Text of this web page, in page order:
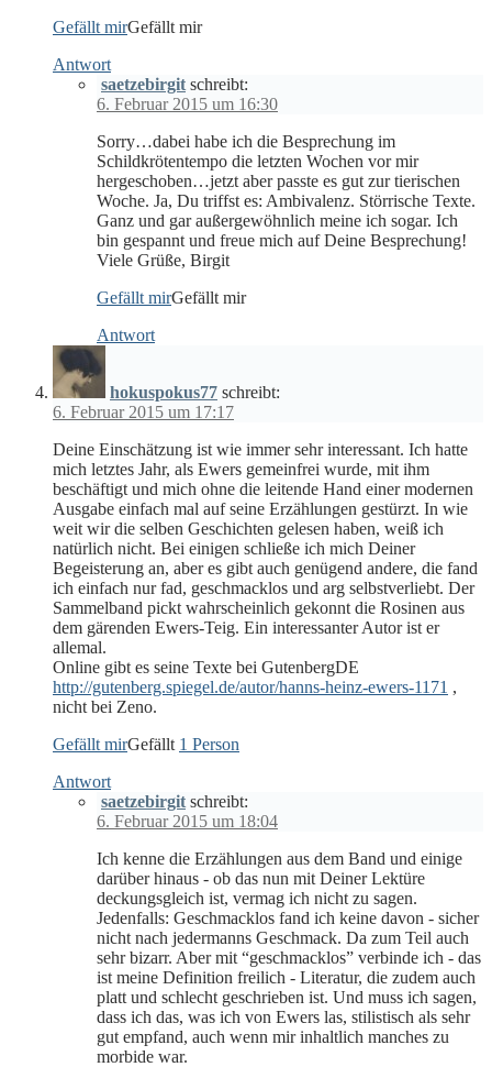
Gefällt mirGefällt mir
Antwort
saetzebirgit schreibt:
6. Februar 2015 um 16:30
Sorry…dabei habe ich die Besprechung im
Schildkrötentempo die letzten Wochen vor mir
hergeschoben…jetzt aber passte es gut zur tierischen
Woche. Ja, Du triffst es: Ambivalenz. Störrische Texte.
Ganz und gar außergewöhnlich meine ich sogar. Ich
bin gespannt und freue mich auf Deine Besprechung!
Viele Grüße, Birgit
Gefällt mirGefällt mir
Antwort
hokuspokus77 schreibt:
6. Februar 2015 um 17:17
Deine Einschätzung ist wie immer sehr interessant. Ich hatte
mich letztes Jahr, als Ewers gemeinfrei wurde, mit ihm
beschäftigt und mich ohne die leitende Hand einer modernen
Ausgabe einfach mal auf seine Erzählungen gestürzt. In wie
weit wir die selben Geschichten gelesen haben, weiß ich
natürlich nicht. Bei einigen schließe ich mich Deiner
Begeisterung an, aber es gibt auch genügend andere, die fand
ich einfach nur fad, geschmacklos und arg selbstverliebt. Der
Sammelband pickt wahrscheinlich gekonnt die Rosinen aus
dem gärenden Ewers-Teig. Ein interessanter Autor ist er
allemal.
Online gibt es seine Texte bei GutenbergDE
http://gutenberg.spiegel.de/autor/hanns-heinz-ewers-1171 ,
nicht bei Zeno.
Gefällt mirGefällt 1 Person
Antwort
saetzebirgit schreibt:
6. Februar 2015 um 18:04
Ich kenne die Erzählungen aus dem Band und einige
darüber hinaus - ob das nun mit Deiner Lektüre
deckungsgleich ist, vermag ich nicht zu sagen.
Jedenfalls: Geschmacklos fand ich keine davon - sicher
nicht nach jedermanns Geschmack. Da zum Teil auch
sehr bizarr. Aber mit “geschmacklos” verbinde ich - das
ist meine Definition freilich - Literatur, die zudem auch
platt und schlecht geschrieben ist. Und muss ich sagen,
dass ich das, was ich von Ewers las, stilistisch als sehr
gut empfand, auch wenn mir inhaltlich manches zu
morbide war.